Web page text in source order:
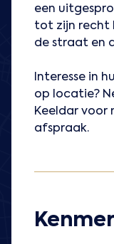
een
tot zijn recht
de straat en
Interesse in
op locatie?
Keeldar voor
afspraak.